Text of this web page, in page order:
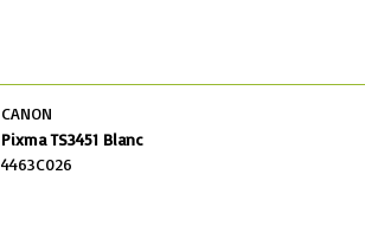
CANON
Pixma TS3451 Blanc
4463C026